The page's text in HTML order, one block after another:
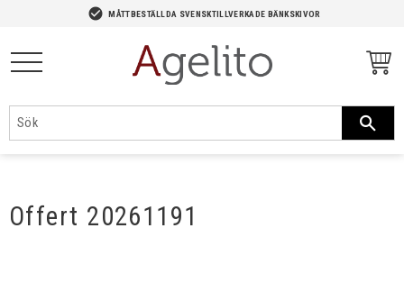
check_circle MÅTTBESTÄLLDA SVENSKTILLVERKADE BÄNKSKIVOR
Offert 20261191